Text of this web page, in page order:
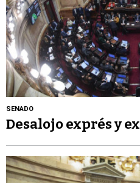
SENADO
Desalojo exprés y